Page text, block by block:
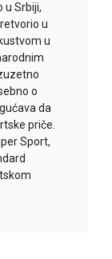
u Srbiji,
u
u
o
da
priče.
Sport,